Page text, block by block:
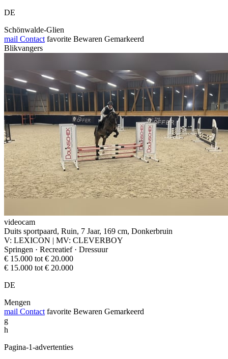
DE
Schönwalde-Glien
mail Contact favorite Bewaren Gemarkeerd
Blikvangers
videocam
Duits sportpaard, Ruin, 7 Jaar, 169 cm, Donkerbruin
V: LEXICON | MV: CLEVERBOY
Springen · Recreatief · Dressuur
€ 15.000 tot € 20.000
€ 15.000 tot € 20.000
DE
Mengen
mail Contact favorite Bewaren Gemarkeerd
g
h
Pagina-1-advertenties